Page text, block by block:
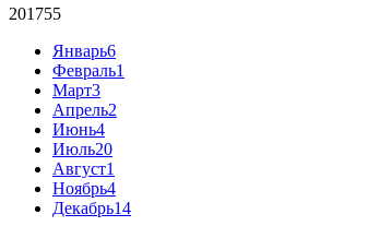
201755
Январь6
Февраль1
Март3
Апрель2
Июнь4
Июль20
Август1
Ноябрь4
Декабрь14